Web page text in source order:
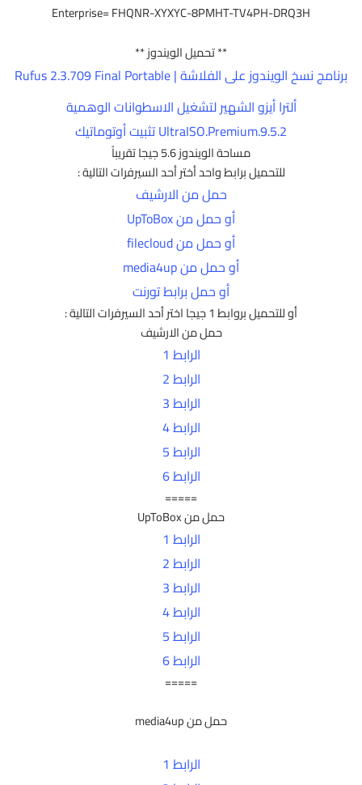
Enterprise= FHQNR-XYXYC-8PMHT-TV4PH-DRQ3H
** تحميل الويندوز **
برنامج نسخ الويندوز على الفلاشة | Rufus 2.3.709 Final Portable
ألترا أيزو الشهير لتشغيل الاسطوانات الوهمية
UltraISO.Premium.9.5.2 تثبيت أوتوماتيك
مساحة الويندوز 5.6 جيجا تقريباً
للتحميل برابط واحد أختر أحد السيرفرات التالية :
حمل من الارشيف
أو حمل من UpToBox
أو حمل من filecloud
أو حمل من media4up
أو حمل برابط تورنت
أو للتحميل بروابط 1 جيجا اختر أحد السيرفرات التالية :
حمل من الارشيف
الرابط 1
الرابط 2
الرابط 3
الرابط 4
الرابط 5
الرابط 6
=====
حمل من UpToBox
الرابط 1
الرابط 2
الرابط 3
الرابط 4
الرابط 5
الرابط 6
=====
حمل من media4up
الرابط 1